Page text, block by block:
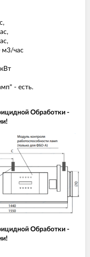
м3/час
- есть.
Обработки -
Обработки -